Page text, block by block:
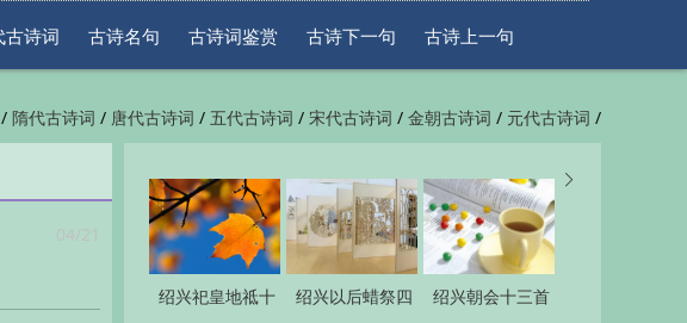
古诗词 古诗名句 古诗词鉴赏 古诗下一句 古诗上一句
/ 隋代古诗词 / 唐代古诗词 / 五代古诗词 / 宋代古诗词 / 金朝古诗词 / 元代古诗词 /
诗词鉴赏/古诗下一句/古诗上一句/
04/21

绍兴祀皇地祗十
绍兴以后蜡祭四
绍兴朝会十三首